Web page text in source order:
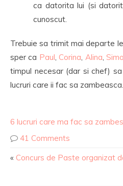
ca datorita lui (si
cunoscut.
Trebuie sa trimit mai departe
sper ca Paul,Corina, Alina,
timpul necesar (dar si chef)
lucruri care ii fac sa zambeasca.
6 lucruri care ma fac sa
41 Comments
« Concurs de Paste organizat